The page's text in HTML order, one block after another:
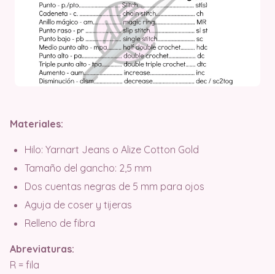
Materiales:
Hilo: Yarnart Jeans o Alize Cotton Gold
Tamaño del gancho: 2,5 mm
Dos cuentas negras de 5 mm para ojos
Aguja de coser y tijeras
Relleno de fibra
Abreviaturas:
R = fila